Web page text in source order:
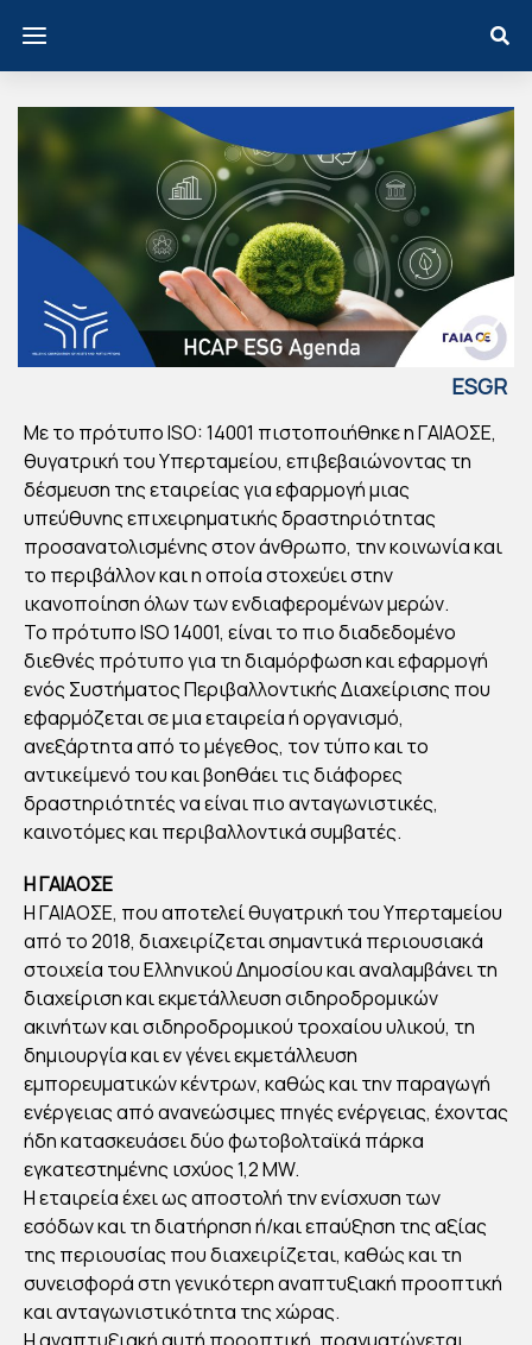
ESGR
H
ΣΕ
Ε
ΠΙΣ
140
01
Στέλλα
Αυγου
Publish
ed
022
Με το πρότυπο ISO: 14001 πιστοποιήθηκε η ΓΑΙAΟΣΕ,
θυγατρική του Υπερταμείου, επιβεβαιώνοντας τη
δέσμευση της εταιρείας για εφαρμογή μιας
υπεύθυνης επιχειρηματικής δραστηριότητας
προσανατολισμένης στον άνθρωπο, την κοινωνία και
το περιβάλλον και η οποία στοχεύει στην
ικανοποίηση όλων των ενδιαφερομένων μερών.
Το πρότυπο ISO 14001, είναι το πιο διαδεδομένο
διεθνές πρότυπο για τη διαμόρφωση και εφαρμογή
ενός Συστήματος Περιβαλλοντικής Διαχείρισης που
εφαρμόζεται σε μια εταιρεία ή οργανισμό,
ανεξάρτητα από το μέγεθος, τον τύπο και το
αντικείμενό του και βοηθάει τις διάφορες
δραστηριότητές να είναι πιο ανταγωνιστικές,
καινοτόμες και περιβαλλοντικά συμβατές.
Η ΓΑΙΑΟΣΕ
Η ΓΑΙΑΟΣΕ, που αποτελεί θυγατρική του Υπερταμείου
από το 2018, διαχειρίζεται σημαντικά περιουσιακά
στοιχεία του Ελληνικού Δημοσίου και αναλαμβάνει τη
διαχείριση και εκμετάλλευση σιδηροδρομικών
ακινήτων και σιδηροδρομικού τροχαίου υλικού, τη
δημιουργία και εν γένει εκμετάλλευση
εμπορευματικών κέντρων, καθώς και την παραγωγή
ενέργειας από ανανεώσιμες πηγές ενέργειας, έχοντας
ήδη κατασκευάσει δύο φωτοβολταϊκά πάρκα
εγκατεστημένης ισχύος 1,2 ΜW.
Η εταιρεία έχει ως αποστολή την ενίσχυση των
εσόδων και τη διατήρηση ή/και επαύξηση της αξίας
της περιουσίας που διαχειρίζεται, καθώς και τη
συνεισφορά στη γενικότερη αναπτυξιακή προοπτική
και ανταγωνιστικότητα της χώρας.